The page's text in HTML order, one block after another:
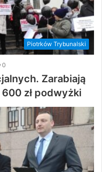
Piotrków Trybunalski
0
Zarabiają
zł podwyżki